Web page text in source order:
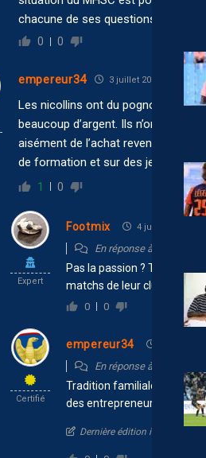
chacune de ses questions, mais il
0 0
empereur34 3 juillet 2026 22:55
Les nicollins ont du pognon sauf
beaucoup d’argent. Ils n’ont pas
aisément de l’achat revente et se
de formation et sur des jeunes à
1 0
Expert
Footmix 4 juillet 2026
En réponse à
Pas la passion ? Tu en
matchs de leur club et en
0 0
Certifié
empereur34
En réponse à
Tradition familiale, de plus
des entrepreneurs après
Dernière édition il y a 1 mois